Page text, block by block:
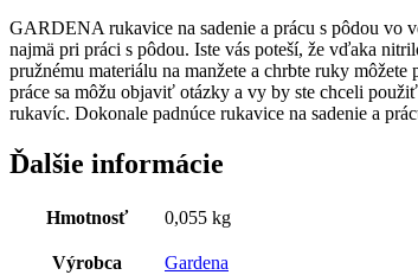
GARDENA rukavice na sadenie a prácu s pôdou vo
najmä pri práci s pôdou. Iste vás poteší, že vďaka
pružnému materiálu na manžete a chrbte ruky
práce sa môžu objaviť otázky a vy by ste chceli
rukavíc. Dokonale padnúce rukavice na sadenie a
Ďalšie informácie
Hmotnosť 0,055 kg
Výrobca Gardena